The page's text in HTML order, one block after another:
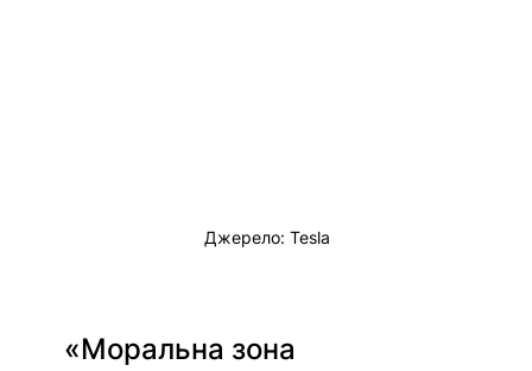
Джерело: Tesla
«Моральна зона